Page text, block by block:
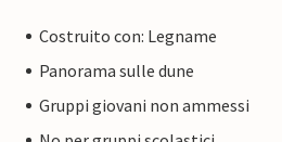
Costruito con: Legname
Panorama sulle dune
Gruppi giovani non ammessi